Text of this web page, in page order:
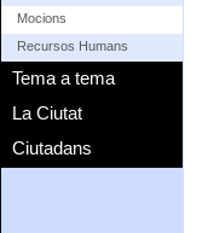
Mocions
Recursos Humans
Tema a tema
La Ciutat
Ciutadans